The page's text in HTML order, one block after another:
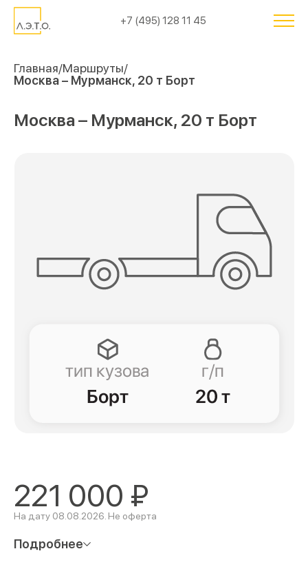
+7 (495) 128 11 45
Главная Маршруты
Москва – Мурманск, 20 т Борт
Москва – Мурманск, 20 т Борт
221 000 ₽
На дату 08.08.2026. Не оферта
Подробнее